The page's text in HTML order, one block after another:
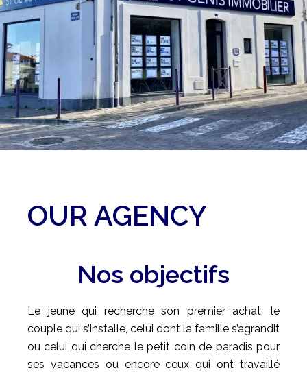
OUR AGENCY
Nos objectifs
Le jeune qui recherche son premier achat, le
couple qui s’installe, celui dont la famille s’agrandit
ou celui qui cherche le petit coin de paradis pour
ses vacances ou encore ceux qui ont travaillé